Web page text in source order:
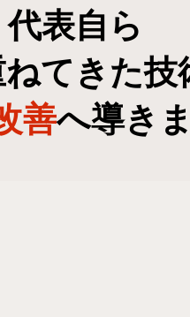
代表自ら
てきた技
善へ導き